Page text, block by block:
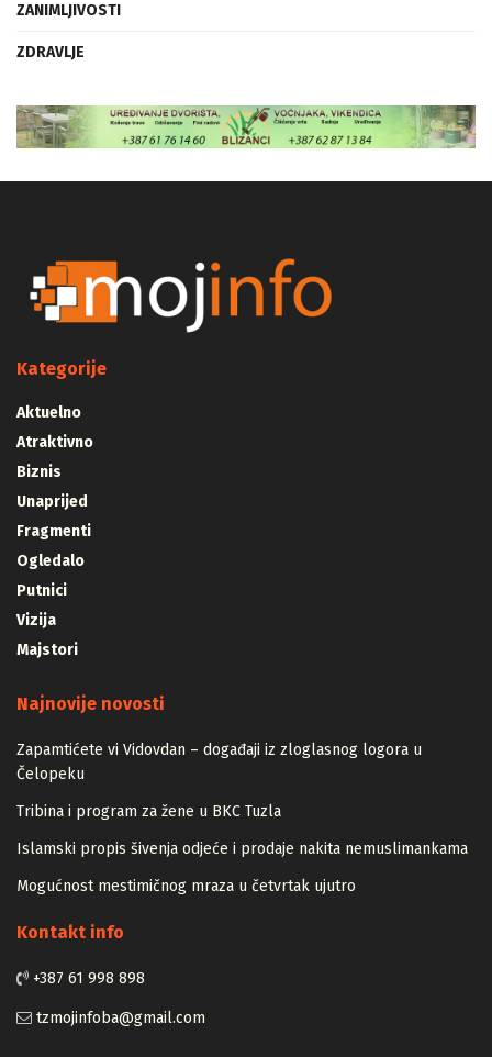
ZANIMLJIVOSTI
ZDRAVLJE
Kategorije
Aktuelno
Atraktivno
Biznis
Unaprijed
Fragmenti
Ogledalo
Putnici
Vizija
Majstori
Najnovije novosti
Zapamtićete vi Vidovdan – događaji iz zloglasnog logora u
Čelopeku
Tribina i program za žene u BKC Tuzla
Islamski propis šivenja odjeće i prodaje nakita nemuslimankama
Mogućnost mestimičnog mraza u četvrtak ujutro
Kontakt info
+387 61 998 898
tzmojinfoba@gmail.com